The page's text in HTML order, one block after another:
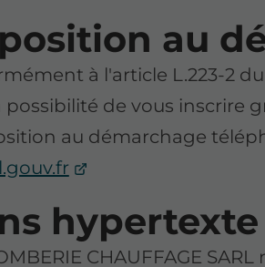
au
à l'article L.223-2
possibilité de vous inscrire
au démarchage
hypertexte
CHAUFFAGE